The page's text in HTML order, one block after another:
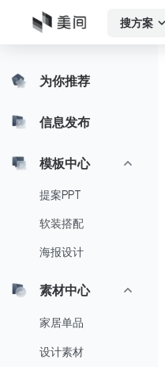
搜方案
为你推荐
信息发布
模板中心
提案PPT
软装搭配
海报设计
素材中心
家居单品
设计素材